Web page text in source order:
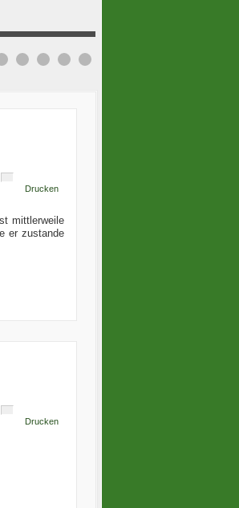
Drucken
mittlerweile
er zustande
Drucken